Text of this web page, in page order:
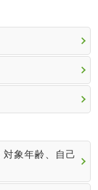
象年齢、自己